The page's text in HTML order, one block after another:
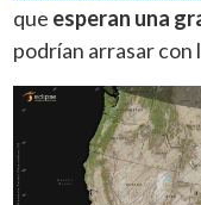
que esperan una
podrían arrasar con